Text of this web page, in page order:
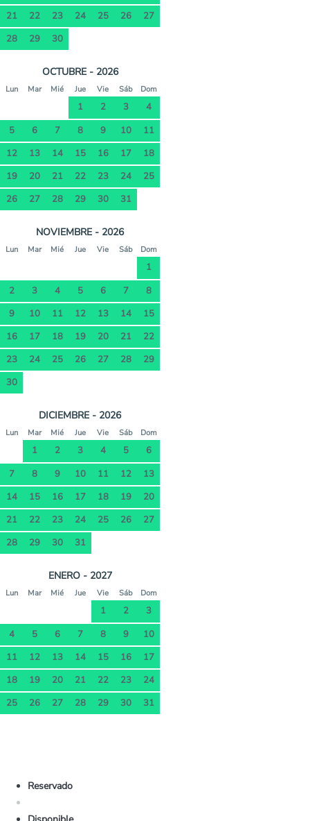
21
22 23 24 25 26
27
28
29 30
OCTUBRE - 2026
Lun Mar Mié Jue Vie Sáb Dom
1 2 3
4
5
6 7 8 9 10
11
12
13 14 15 16 17
18
19
20 21 22 23 24
25
26
27 28 29 30 31
NOVIEMBRE - 2026
Lun Mar Mié Jue Vie Sáb Dom
1
2
3 4 5 6 7
8
9
10 11 12 13 14
15
16
17 18 19 20 21
22
23
24 25 26 27 28
29
30
DICIEMBRE - 2026
Lun Mar Mié Jue Vie Sáb Dom
1 2 3 4 5
6
7
8 9 10 11 12
13
14
15 16 17 18 19
20
21
22 23 24 25 26
27
28
29 30 31
ENERO - 2027
Lun Mar Mié Jue Vie Sáb Dom
1 2
3
4
5 6 7 8 9
10
11
12 13 14 15 16
17
18
19 20 21 22 23
24
25
26 27 28 29 30 31
Reservado